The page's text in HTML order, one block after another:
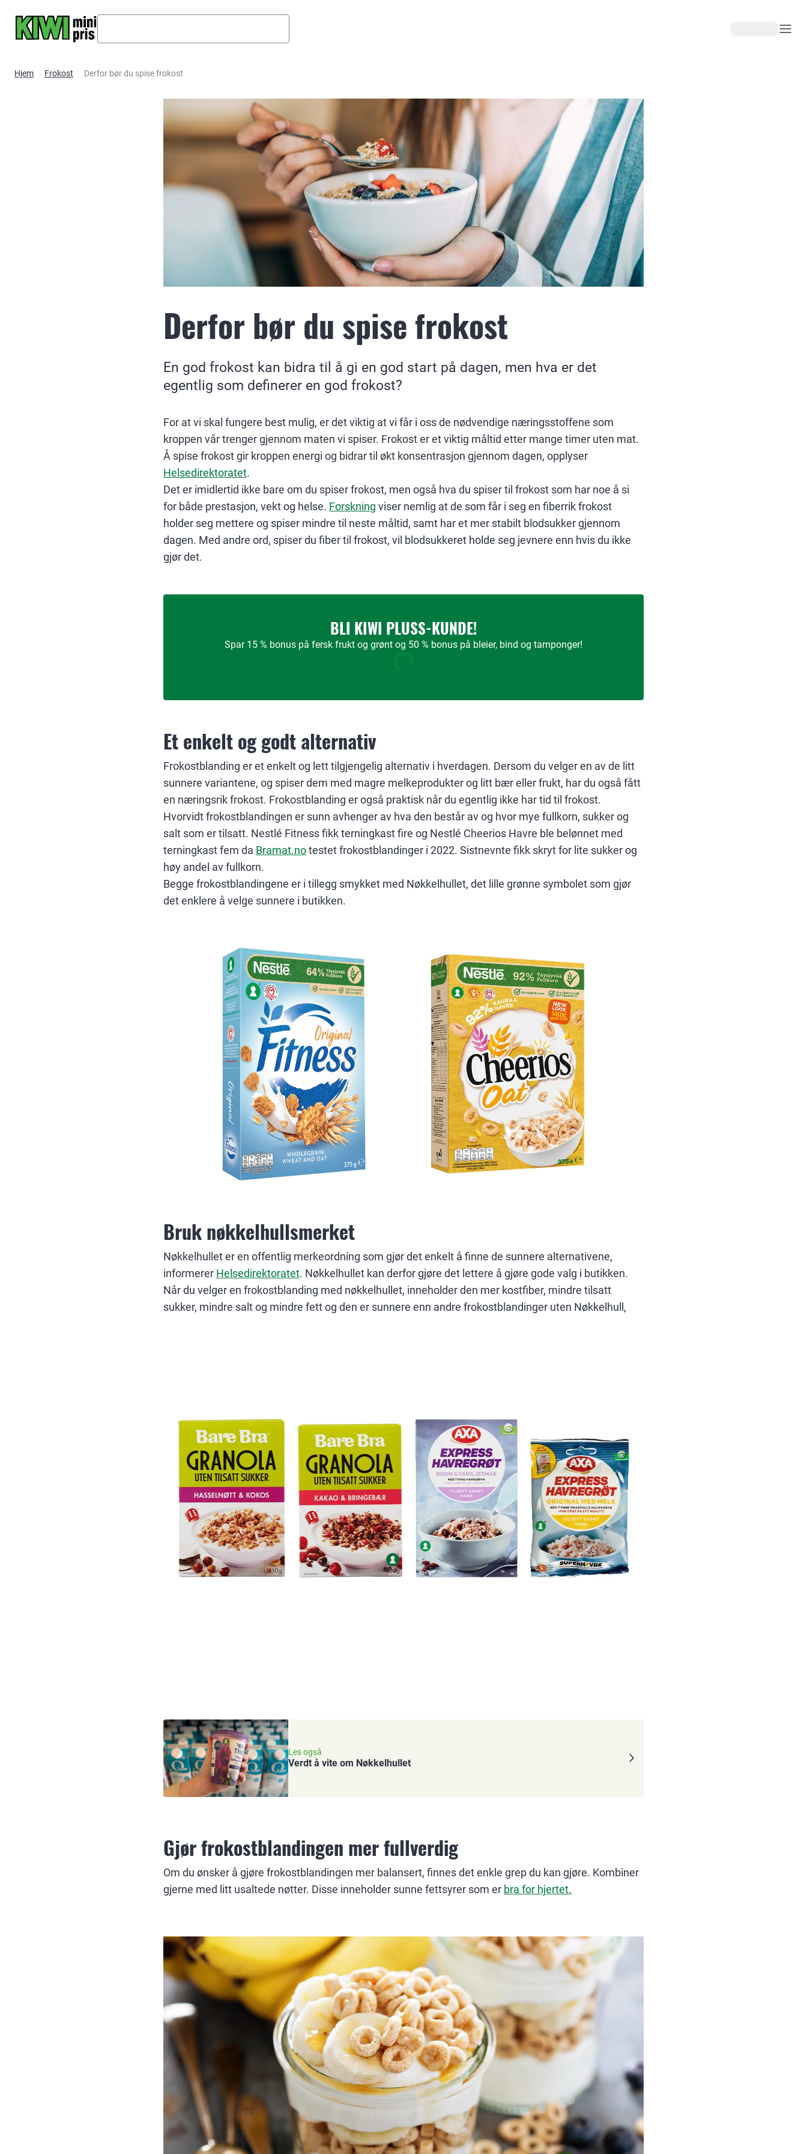
Hjem Frokost Derfor bør du spise frokost
Derfor bør du spise frokost
En god frokost kan bidra til å gi en god start på dagen, men hva er det
egentlig som definerer en god frokost?
For at vi skal fungere best mulig, er det viktig at vi får i oss de nødvendige næringsstoffene som
kroppen vår trenger gjennom maten vi spiser. Frokost er et viktig måltid etter mange timer uten mat.
Å spise frokost gir kroppen energi og bidrar til økt konsentrasjon gjennom dagen, opplyser
Helsedirektoratet.
Det er imidlertid ikke bare om du spiser frokost, men også hva du spiser til frokost som har noe å si
for både prestasjon, vekt og helse. Forskning viser nemlig at de som får i seg en fiberrik frokost
holder seg mettere og spiser mindre til neste måltid, samt har et mer stabilt blodsukker gjennom
dagen. Med andre ord, spiser du fiber til frokost, vil blodsukkeret holde seg jevnere enn hvis du ikke
gjør det.
BLI KIWI PLUSS-KUNDE!
Spar 15 % bonus på fersk frukt og grønt og 50 % bonus på bleier, bind og tamponger!
Et enkelt og godt alternativ
Frokostblanding er et enkelt og lett tilgjengelig alternativ i hverdagen. Dersom du velger en av de litt
sunnere variantene, og spiser dem med magre melkeprodukter og litt bær eller frukt, har du også fått
en næringsrik frokost. Frokostblanding er også praktisk når du egentlig ikke har tid til frokost.
Hvorvidt frokostblandingen er sunn avhenger av hva den består av og hvor mye fullkorn, sukker og
salt som er tilsatt. Nestlé Fitness fikk terningkast fire og Nestlé Cheerios Havre ble belønnet med
terningkast fem da Bramat.notestet frokostblandinger i 2022. Sistnevnte fikk skryt for lite sukker og
høy andel av fullkorn.
Begge frokostblandingene er i tillegg smykket med Nøkkelhullet, det lille grønne symbolet som gjør
det enklere å velge sunnere i butikken.
Bruk nøkkelhullsmerket
Nøkkelhullet er en offentlig merkeordning som gjør det enkelt å finne de sunnere alternativene,
informerer Helsedirektoratet. Nøkkelhullet kan derfor gjøre det lettere å gjøre gode valg i butikken.
Når du velger en frokostblanding med nøkkelhullet, inneholder den mer kostfiber, mindre tilsatt
sukker, mindre salt og mindre fett og den er sunnere enn andre frokostblandinger uten Nøkkelhull,
Les også
Verdt å vite om Nøkkelhullet
Gjør frokostblandingen mer fullverdig
Om du ønsker å gjøre frokostblandingen mer balansert, finnes det enkle grep du kan gjøre. Kombiner
gjerne med litt usaltede nøtter. Disse inneholder sunne fettsyrer som er bra for hjertet.